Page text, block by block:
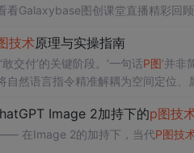
看Galaxybase图创课堂直播精彩回顾
技术原理与实操指南
交付’的关键阶段。‘一句话P图’并非
自然语言指令精准解耦为空间定位
控制和端到端可用性成为AI视觉生
Image 2加持下的p图技
在Image 2的加持下，当代P图技